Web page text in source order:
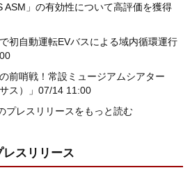
ASM」の有効性について高評価を獲得
初自動運転EVバスによる域内循環運行
前哨戦！常設ミュージアムシアター
ス）」 07/14 11:00
プレスリリースをもっと読む
レスリリース